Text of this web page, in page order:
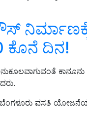
ಕೊನೆ ದಿನ!
ಬೆಂಗಳೂರು ವಸತಿ